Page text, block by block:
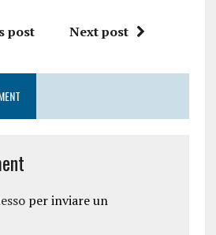
post Next post
per inviare un